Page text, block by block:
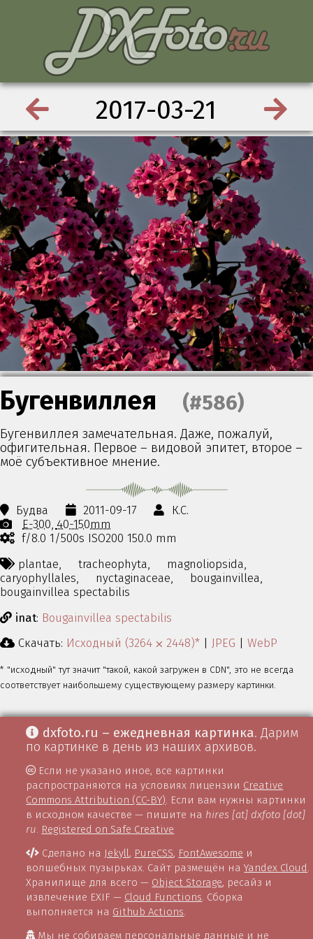
2017-03-21
Бугенвиллея (#586)
Бугенвиллея замечательная. Даже, пожалуй,
офигительная. Первое – видовой эпитет, второе –
моё субъективное мнение.
Будва 2011-09-17
К.С.
E-300 40-150mm
f/8.0 1/500s ISO200 150.0 mm
plantae,
tracheophyta,
magnoliopsida,
caryophyllales,
nyctaginaceae,
bougainvillea,
bougainvillea spectabilis
inat: Bougainvillea spectabilis
Скачать: Исходный (3264 ⨉ 2448)* JPEG WebP
* "исходный" тут значит "такой, какой загружен в CDN", это не всегда
соответствует наибольшему существующему размеру картинки.
dxfoto.ru – ежедневная картинка. Дарим
по картинке в день из наших архивов.
Если не указано иное, все картинки
распространяются на условиях лицензии Creative
Commons Attribution (CC-BY). Если вам нужны картинки
в исходном качестве — пишите на hires [at] dxfoto [dot]
ru. Registered on Safe Creative
Сделано на Jekyll, PureCSS, FontAwesome и
волшебных пузырьках. Сайт размещён наYandex Cloud.
Хранилище для всего — Object Storage, ресайз и
извлечение EXIF — Cloud Functions. Сборка
выполняется на Github Actions.
Мы не собираем персональные данные и не